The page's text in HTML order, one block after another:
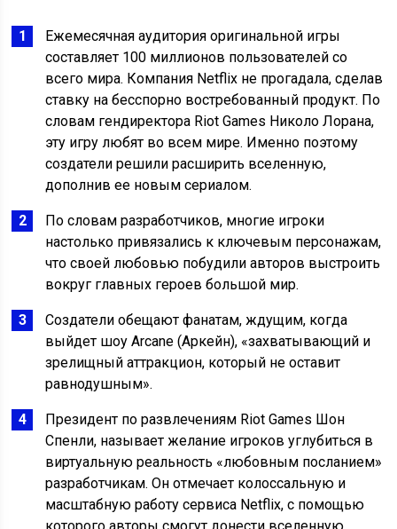
Ежемесячная аудитория оригинальной игры
составляет 100 миллионов пользователей со
всего мира. Компания Netflix не прогадала, сделав
ставку на бесспорно востребованный продукт. По
словам гендиректора Riot Games Николо Лорана,
эту игру любят во всем мире. Именно поэтому
создатели решили расширить вселенную,
дополнив ее новым сериалом.
По словам разработчиков, многие игроки
настолько привязались к ключевым персонажам,
что своей любовью побудили авторов выстроить
вокруг главных героев большой мир.
Создатели обещают фанатам, ждущим, когда
выйдет шоу Arcane (Аркейн), «захватывающий и
зрелищный аттракцион, который не оставит
равнодушным».
Президент по развлечениям Riot Games Шон
Спенли, называет желание игроков углубиться в
виртуальную реальность «любовным посланием»
разработчикам. Он отмечает колоссальную и
масштабную работу сервиса Netflix, с помощью